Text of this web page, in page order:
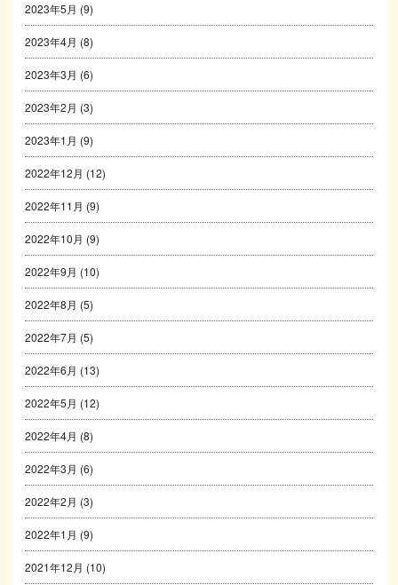
2023年5月 (9)
2023年4月 (8)
2023年3月 (6)
2023年2月 (3)
2023年1月 (9)
2022年12月 (12)
2022年11月 (9)
2022年10月 (9)
2022年9月 (10)
2022年8月 (5)
2022年7月 (5)
2022年6月 (13)
2022年5月 (12)
2022年4月 (8)
2022年3月 (6)
2022年2月 (3)
2022年1月 (9)
2021年12月 (10)